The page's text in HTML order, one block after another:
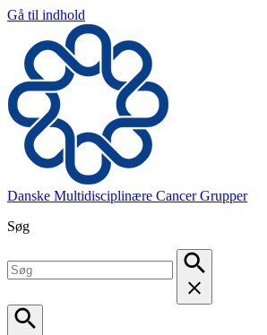
Gå til indhold
Danske Multidisciplinære Cancer Grupper
Søg